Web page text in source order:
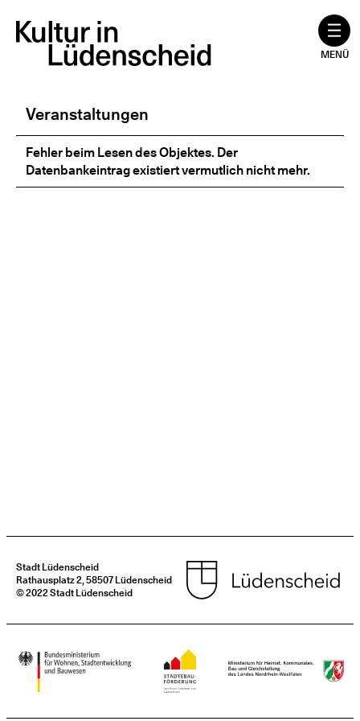
Inhalt
springen
MENÜ
Veranstaltungen
Fehler beim Lesen des Objektes. Der
Datenbankeintrag existiert vermutlich nicht mehr.
Stadt Lüdenscheid
Rathausplatz 2, 58507 Lüdenscheid
© 2022 Stadt Lüdenscheid